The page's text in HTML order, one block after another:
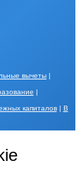
вычеты |
|
капиталов| В
описаны в
в том числе